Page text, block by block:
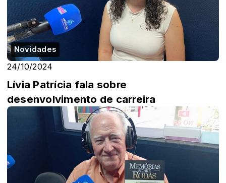
Novidades
24/10/2024
Lívia Patrícia fala sobre
desenvolvimento de carreira